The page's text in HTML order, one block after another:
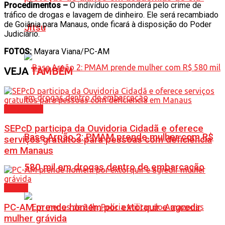
Jítsu
Base Arpão 2: PMAM prende mulher com R$
580 mil em drogas dentro de embarcação
Procedimentos – O indivíduo responderá pelo crime de
tráfico de drogas e lavagem de dinheiro. Ele será recambiado
de Goiânia para Manaus, onde ficará à disposição do Poder
Judiciário.
FOTOS: Mayara Viana/PC-AM
VEJATAMBÉM
SEPcD participa da Ouvidoria Cidadã e oferece
serviços gratuitos para pessoas com deficiência
em Manaus
PC-AM prende homem por extorquir e agredir
mulher grávida